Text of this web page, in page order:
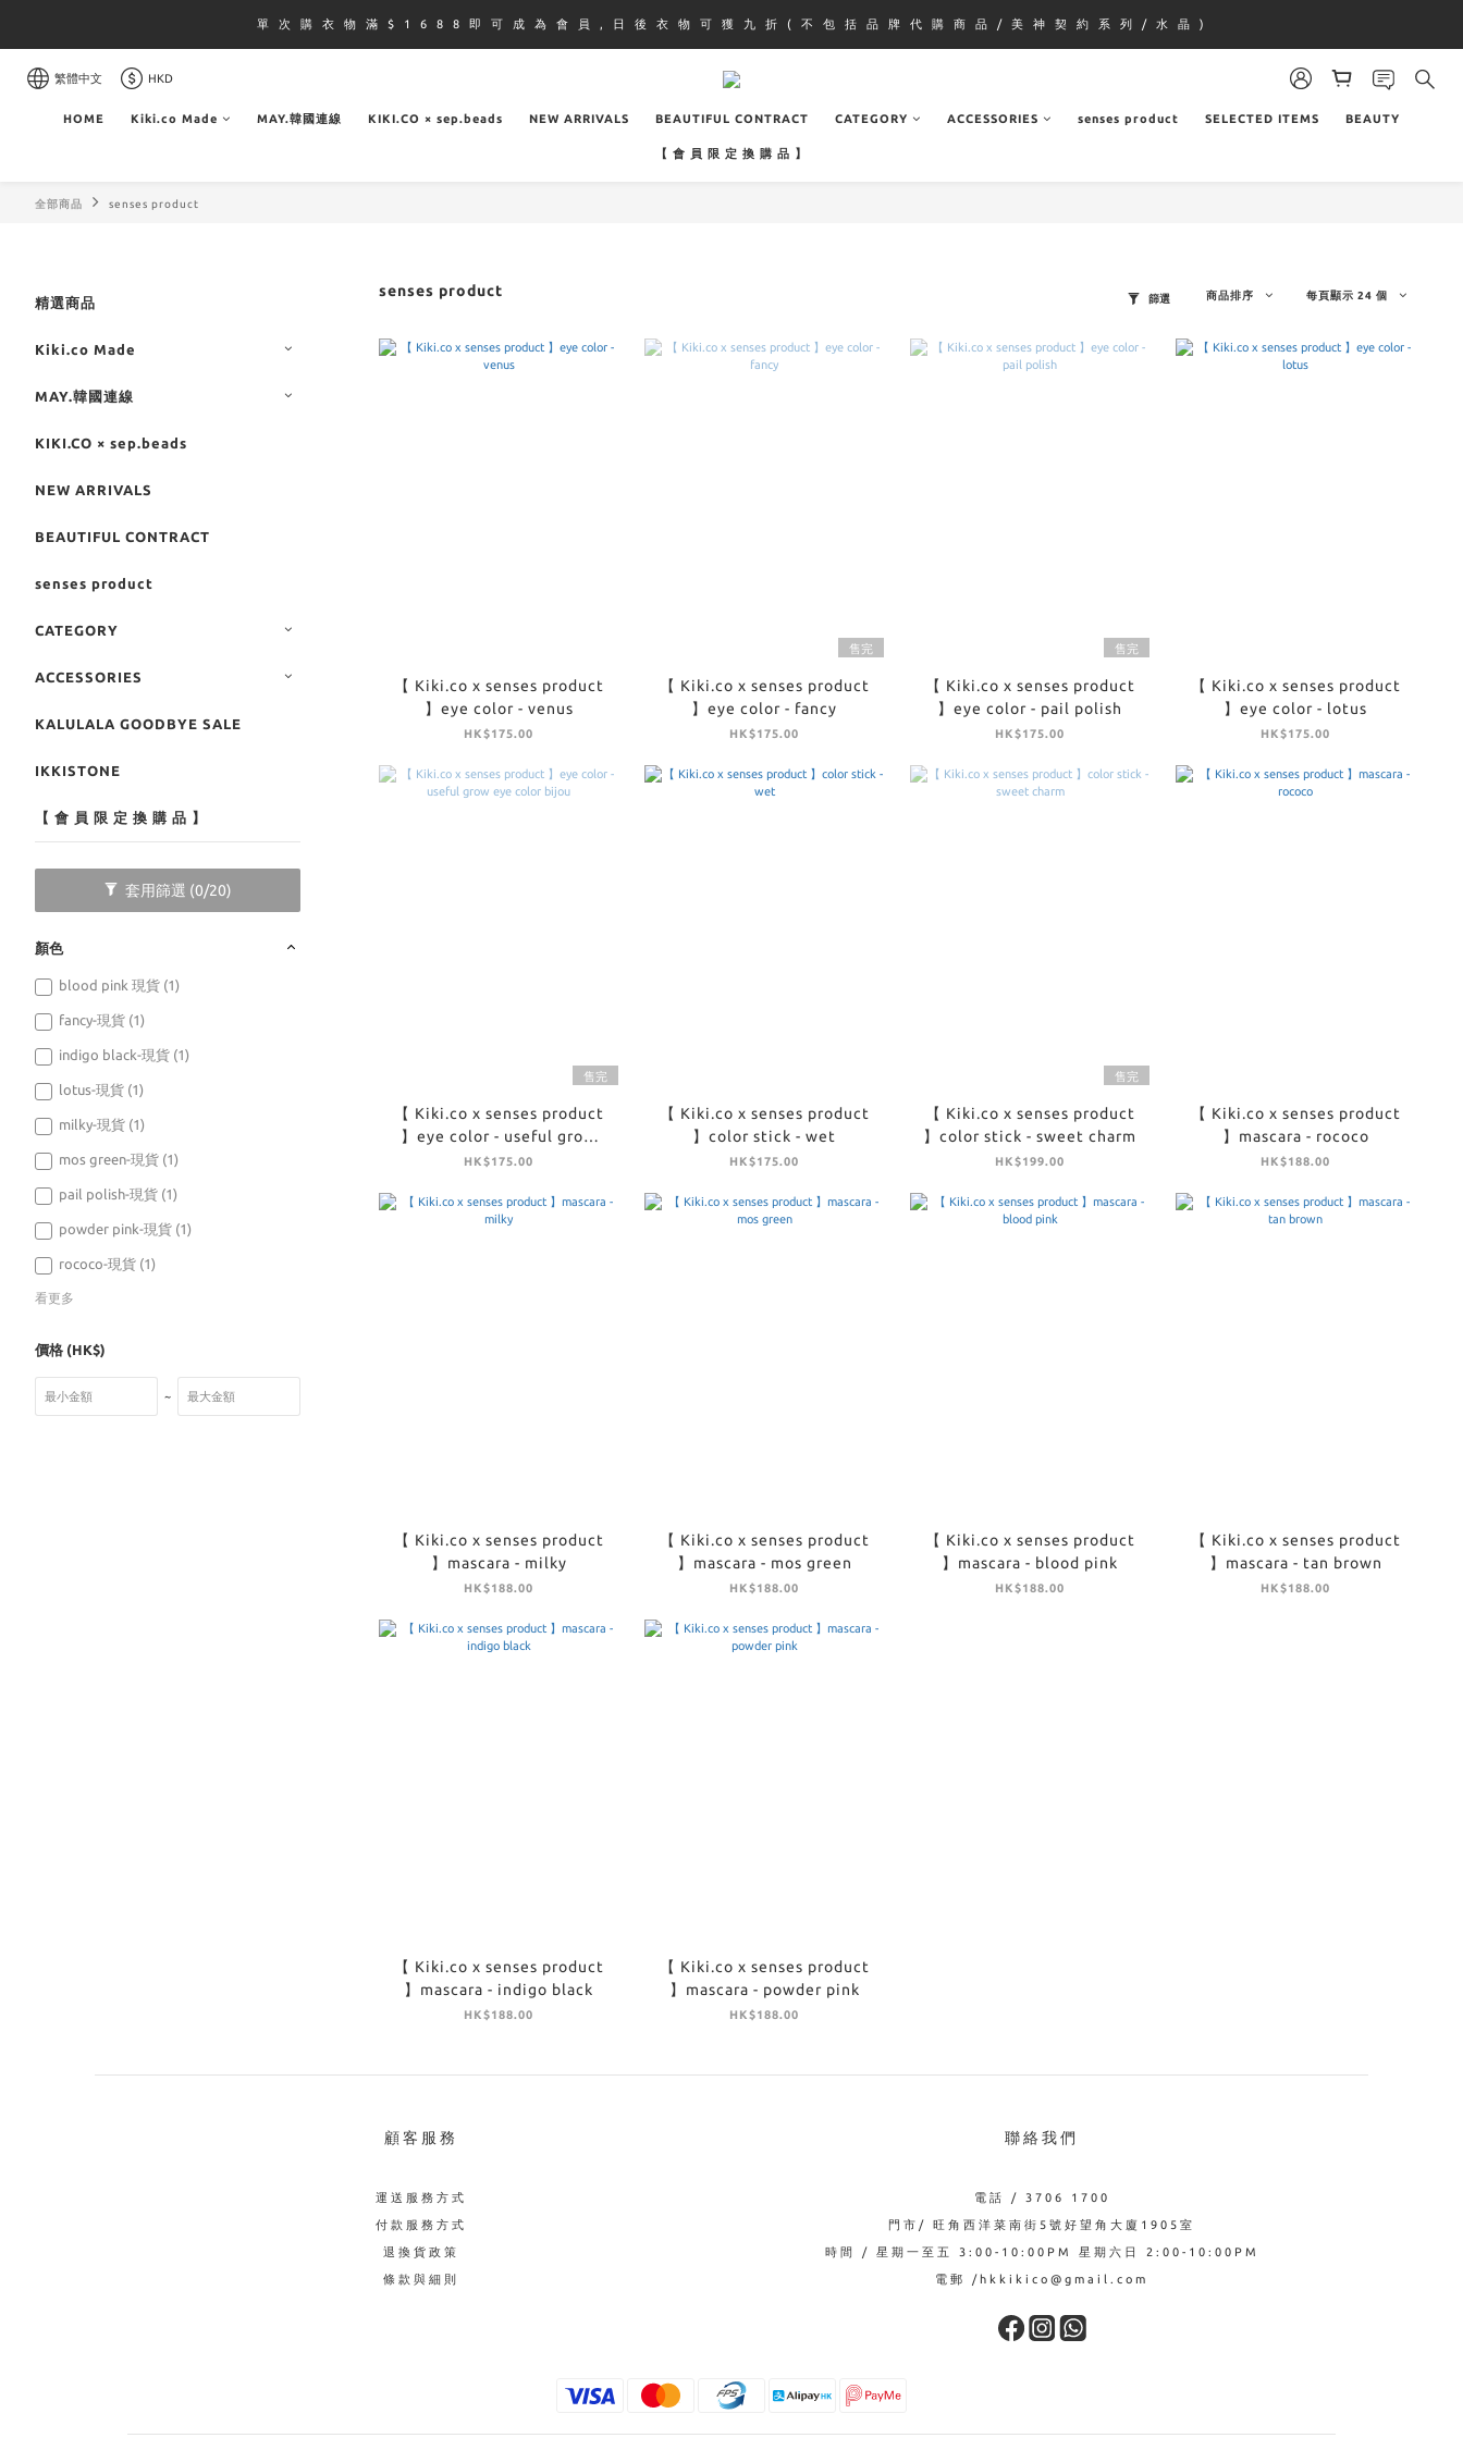
單 次 購 衣 物 滿 $ 1 6 8 8 即 可 成 為 會 員 , 日 後 衣 物 可 獲 九 折 ( 不 包 括 品 牌 代 購 商 品 / 美 神 契 約 系 列 / 水 晶 )
繁體中文 HKD
HOME Kiki.co Made MAY.韓國連線 KIKI.CO × sep.beads NEW ARRIVALS BEAUTIFUL CONTRACT CATEGORY ACCESSORIES senses product SELECTED ITEMS BEAUTY
【 會 員 限 定 換 購 品 】
全部商品 senses product
精選商品
Kiki.co Made
MAY.韓國連線
KIKI.CO × sep.beads
NEW ARRIVALS
BEAUTIFUL CONTRACT
senses product
CATEGORY
ACCESSORIES
KALULALA GOODBYE SALE
IKKISTONE
【 會 員 限 定 換 購 品 】
套用篩選 (0/20)
顏色
blood pink 現貨 (1)
fancy-現貨 (1)
indigo black-現貨 (1)
lotus-現貨 (1)
milky-現貨 (1)
mos green-現貨 (1)
pail polish-現貨 (1)
powder pink-現貨 (1)
rococo-現貨 (1)
看更多
價格 (HK$)
~
senses product 篩選 商品排序 每頁顯示 24 個
【 Kiki.co x senses product
】eye color - venus
HK$175.00
售完
【 Kiki.co x senses product
】eye color - fancy
HK$175.00
售完
【 Kiki.co x senses product
】eye color - pail polish
HK$175.00
【 Kiki.co x senses product
】eye color - lotus
HK$175.00
售完
【 Kiki.co x senses product
】eye color - useful grow
eye color bijou
HK$175.00
【 Kiki.co x senses product
】color stick - wet
HK$175.00
售完
【 Kiki.co x senses product
】color stick - sweet charm
HK$199.00
【 Kiki.co x senses product
】mascara - rococo
HK$188.00
【 Kiki.co x senses product
】mascara - milky
HK$188.00
【 Kiki.co x senses product
】mascara - mos green
HK$188.00
【 Kiki.co x senses product
】mascara - blood pink
HK$188.00
【 Kiki.co x senses product
】mascara - tan brown
HK$188.00
【 Kiki.co x senses product
】mascara - indigo black
HK$188.00
【 Kiki.co x senses product
】mascara - powder pink
HK$188.00
顧客服務
運送服務方式
付款服務方式
退換貨政策
條款與細則
聯絡我們
電話 / 3706 1700
門市/ 旺角西洋菜南街5號好望角大廈1905室
時間 / 星期一至五 3:00-10:00PM 星期六日 2:00-10:00PM
電郵 /hkkikico@gmail.com